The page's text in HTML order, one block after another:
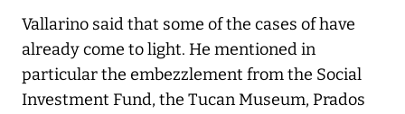
Vallarino said that some of the cases of have
already come to light. He mentioned in
particular the embezzlement from the Social
Investment Fund, the Tucan Museum, Prados